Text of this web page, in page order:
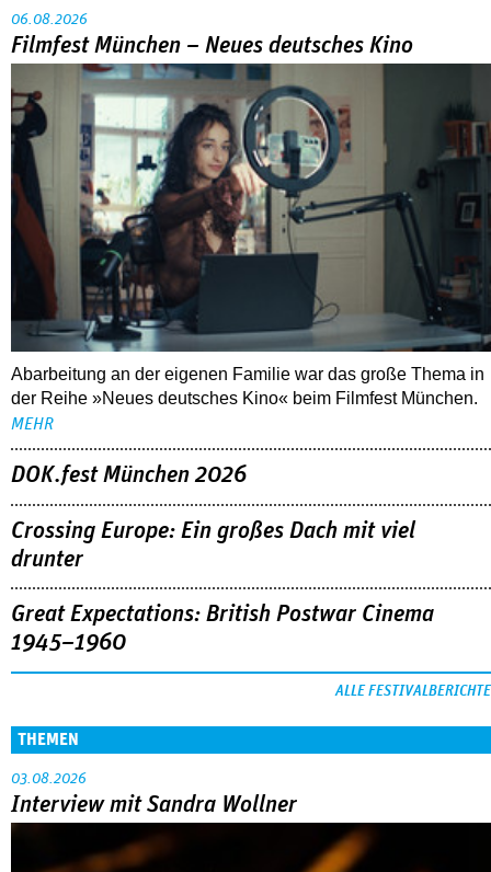
06.08.2026
Filmfest München – Neues deutsches Kino
Abarbeitung an der eigenen Familie war das große Thema in
der Reihe »Neues deutsches Kino« beim Filmfest München.
MEHR
DOK.fest München 2026
Crossing Europe: Ein großes Dach mit viel
drunter
Great Expectations: British Postwar Cinema
1945–1960
ALLE FESTIVALBERICHTE
THEMEN
03.08.2026
Interview mit Sandra Wollner